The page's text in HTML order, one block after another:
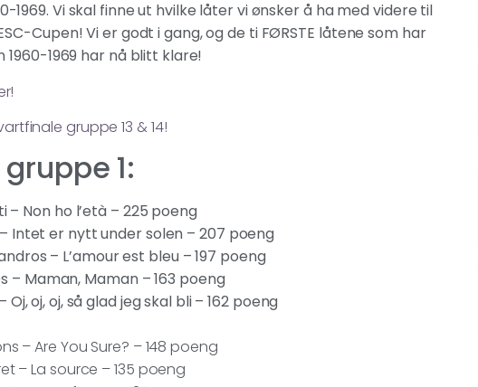
1969. Vi skal finne ut hvilke låter vi ønsker å ha med videre til
Cupen! Vi er godt i gang, og de ti FØRSTE låtene som har
1969 har nå blitt klare!
gruppe 13 & 14!
1:
– Non ho l’età – 225 poeng
Intet er nytt under solen – 207 poeng
– L’amour est bleu – 197 poeng
– Maman, Maman – 163 poeng
oj, oj, så glad jeg skal bli – 162 poeng
– Are You Sure? – 148 poeng
– La source – 135 poeng